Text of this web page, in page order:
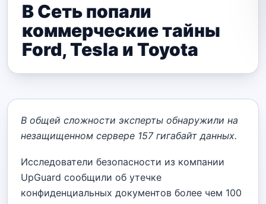
В Сеть попали
коммерческие тайны
Ford, Tesla и Toyota
В общей сложности эксперты обнаружили на
незащищенном сервере 157 гигабайт данных.
Исследователи безопасности из компании
UpGuard сообщили об утечке
конфиденциальных документов более чем 100